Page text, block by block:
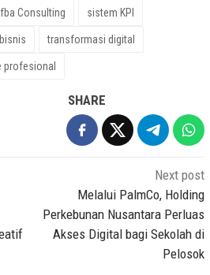
Consulting sistem KPI
transformasi digital
profesional
SHARE
Next post
Melalui PalmCo, Holding
Perkebunan Nusantara Perluas
Akses Digital bagi Sekolah di
Pelosok